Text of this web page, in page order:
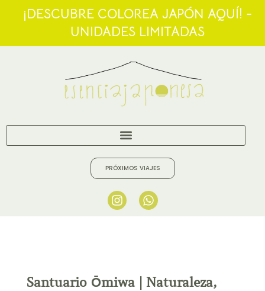
PRÓXIMOS VIAJES
Santuario Ōmiwa | Naturaleza,
¡DESCUBRE COLOREA JAPÓN AQUÍ! -
UNIDADES LIMITADAS